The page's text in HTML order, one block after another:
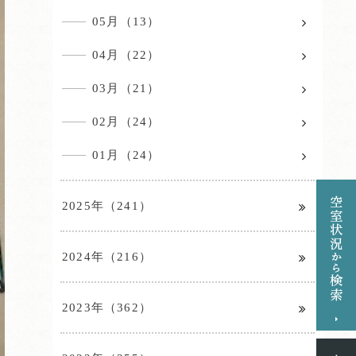
05月（13）
04月（22）
03月（21）
02月（24）
01月（24）
2025年（241）
2024年（216）
2023年（362）